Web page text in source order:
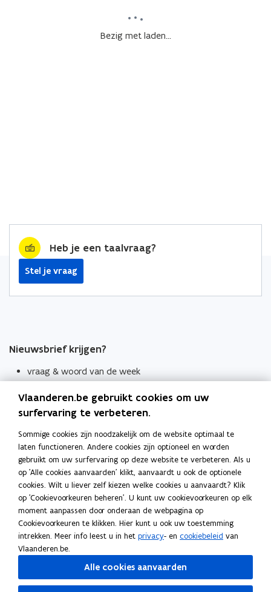
Bezig met laden...
Heb je een taalvraag?
Stel je vraag
Nieuwsbrief krijgen?
vraag & woord van de week
Schrijf je in
Thema's
Taaladviezen
Spellingregels
Tips voor duidelijke taal
Bekijk ook
Spellingtests
Boek- en webwijzer
Vlaanderen.be gebruikt cookies om uw
surfervaring te verbeteren.
Sommige cookies zijn noodzakelijk om de website optimaal te
laten functioneren. Andere cookies zijn optioneel en worden
gebruikt om uw surfervaring op deze website te verbeteren. Als u
op 'Alle cookies aanvaarden' klikt, aanvaardt u ook de optionele
cookies. Wilt u liever zelf kiezen welke cookies u aanvaardt? Klik
op 'Cookievoorkeuren beheren'. U kunt uw cookievoorkeuren op elk
moment aanpassen door onderaan de webpagina op
Cookievoorkeuren te klikken. Hier kunt u ook uw toestemming
intrekken. Meer info leest u in het privacy- en cookiebeleid van
Vlaanderen.be.
Alle cookies aanvaarden